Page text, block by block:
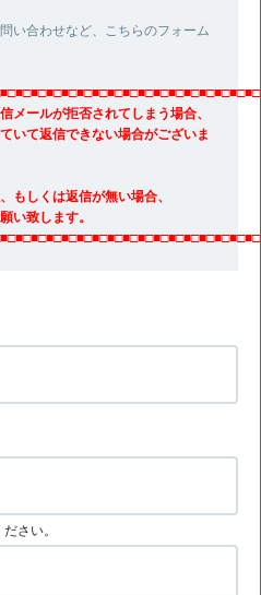
い合わせなど、こちらのフォーム
メールが拒否されてしまう場合、
いて返信できない場合がございま
もしくは返信が無い場合、
い致します。
さい。